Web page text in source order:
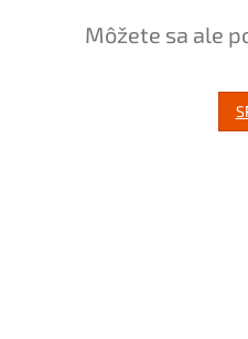
Môžete sa ale